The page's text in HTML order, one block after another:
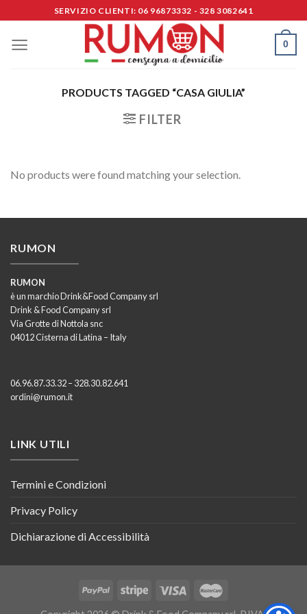
to
content
SERVIZIO CLIENTI: 06 96873332 - 328 3082641
0
PRODUCTS TAGGED “CASA GIULIA”
FILTER
No products were found matching your selection.
RUMON
RUMON
è un marchio Drink&Food Company srl
Drink & Food Company srl
Via Grotte di Nottola snc
04012 Cisterna di Latina – Italy
06.96.87.33.32 – 328.30.82.641
ordini@rumon.it
LINK UTILI
Termini e Condizioni
Privacy Policy
Dichiarazione di Accessibilità